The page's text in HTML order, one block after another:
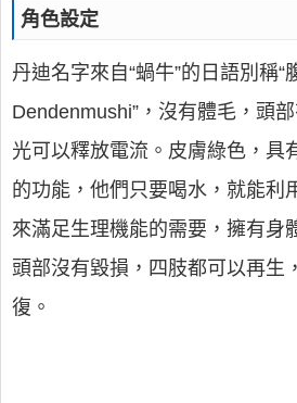
角色設定
丹迪名字來自“蝸牛”的日語別稱
Dendenmushi”，沒有體毛，頭
光可以釋放電流。皮膚綠色，具
的功能，他們只要喝水，就能利
來滿足生理機能的需要，擁有身
頭部沒有毀損，四肢都可以再生
復。